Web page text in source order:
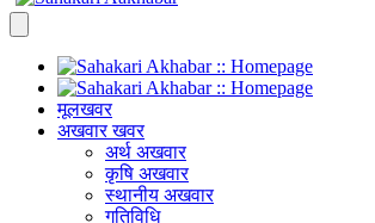
मूलखवर
अखवार खवर
अर्थ अखवार
कृषि अखवार
स्थानीय अखवार
गतिविधि